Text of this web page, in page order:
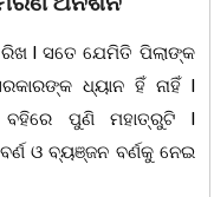
ଦାୟିତ୍ଵବାନ ହେବାସହ
ଅଭିଯୋଗ ପାଇବା
କରୁଛି ପୁଲିସ । ଯାହାର
ମିଳିଛି ଧଉଳି ଥାନାରେ।